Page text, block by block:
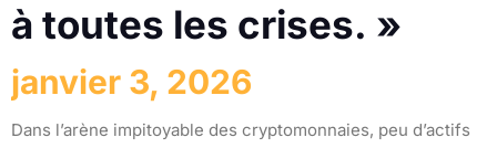
à toutes les crises. »
janvier 3, 2026
Dans l’arène impitoyable des cryptomonnaies, peu d’actifs